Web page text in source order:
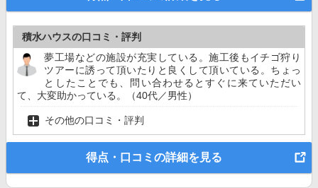
積水ハウスの口コミ・評判
夢工場などの施設が充実している。施工後もイチゴ狩り
ツアーに誘って頂いたりと良くして頂いている。ちょっ
としたことでも、問い合わせるとすぐに来ていただい
て、大変助かっている。（40代／男性）
その他の口コミ・評判
得点・口コミの詳細を見る